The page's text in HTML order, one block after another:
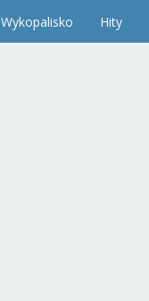
Wykopalisko Hity